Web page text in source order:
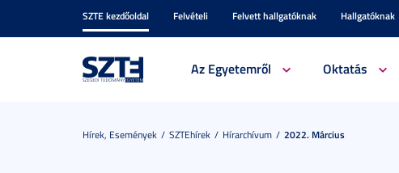
SZTE kezdőoldal Felvételi Felvett hallgatóknak Hallgatóknak
Az Egyetemről Oktatás
Hírek, Események SZTEhírek Hírarchívum 2022. Március